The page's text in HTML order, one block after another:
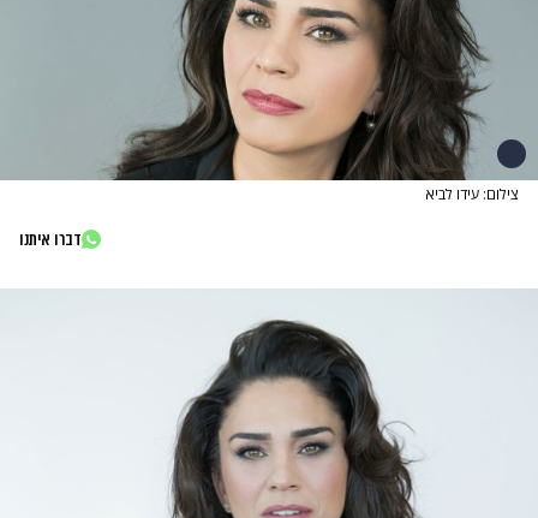
צילום: עידו לביא
דברו איתנו